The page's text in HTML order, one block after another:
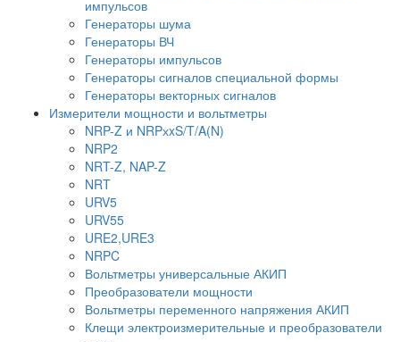
импульсов
Генераторы шума
Генераторы ВЧ
Генераторы импульсов
Генераторы сигналов специальной формы
Генераторы векторных сигналов
Измерители мощности и вольтметры
NRP-Z и NRPхxS/T/A(N)
NRP2
NRT-Z, NAP-Z
NRT
URV5
URV55
URE2,URE3
NRPC
Вольтметры универсальные АКИП
Преобразователи мощности
Вольтметры переменного напряжения АКИП
Клещи электроизмерительные и преобразователи